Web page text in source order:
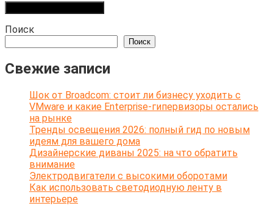
Поиск
Поиск
Свежие записи
Шок от Broadcom: стоит ли бизнесу уходить с
VMware и какие Enterprise-гипервизоры остались
на рынке
Тренды освещения 2026: полный гид по новым
идеям для вашего дома
Дизайнерские диваны 2025: на что обратить
внимание
Электродвигатели с высокими оборотами
Как использовать светодиодную ленту в
интерьере